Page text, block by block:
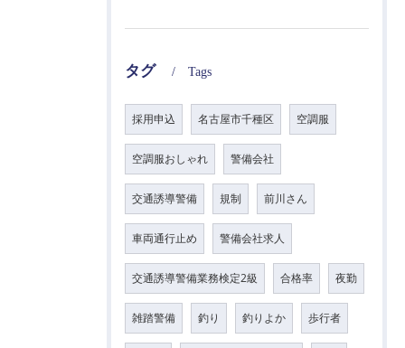
タグ Tags
採用申込 名古屋市千種区 空調服
空調服おしゃれ 警備会社
交通誘導警備 規制 前川さん
車両通行止め 警備会社求人
交通誘導警備業務検定2級 合格率 夜勤
雑踏警備 釣り 釣りよか 歩行者